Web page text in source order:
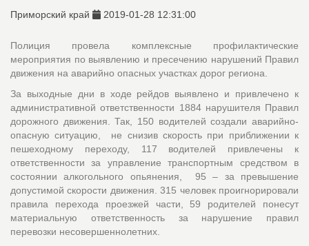
Приморский край 2019-01-28 12:31:00
Полиция провела комплексные профилактические
мероприятия по выявлению и пресечению нарушений Правил
движения на аварийно опасных участках дорог региона.
За выходные дни в ходе рейдов выявлено и привлечено к
административной ответственности 1884 нарушителя Правил
дорожного движения. Так, 150 водителей создали аварийно-
опасную ситуацию, не снизив скорость при приближении к
пешеходному переходу, 117 водителей привлечены к
ответственности за управление транспортным средством в
состоянии алкогольного опьянения, 95 – за превышение
допустимой скорости движения. 315 человек проигнорировали
правила перехода проезжей части, 59 родителей понесут
материальную ответственность за нарушение правил
перевозки несовершеннолетних.